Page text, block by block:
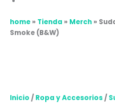
home » Tienda » Merch »
Smoke (B&W)
Inicio / Ropa y Accesorios /